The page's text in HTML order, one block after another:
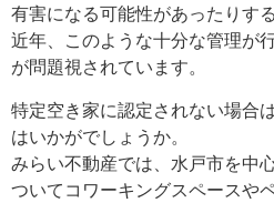
有害になる可能性があったりす
近年、このような十分な管理が
が問題視されています。
特定空き家に認定されない場合
はいかがでしょうか。
みらい不動産では、水戸市を中
ついてコワーキングスペースや